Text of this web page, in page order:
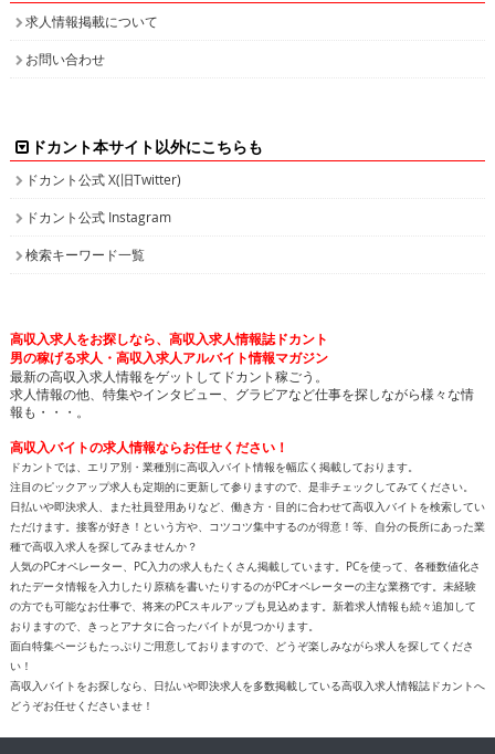
求人情報掲載について
お問い合わせ
ドカント本サイト以外にこちらも
ドカント公式 X(旧Twitter)
ドカント公式 Instagram
検索キーワード一覧
高収入求人をお探しなら、高収入求人情報誌ドカント
男の稼げる求人・高収入求人アルバイト情報マガジン
最新の高収入求人情報をゲットしてドカント稼ごう。
求人情報の他、特集やインタビュー、グラビアなど仕事を探しながら様々な情
報も・・・。
高収入バイトの求人情報ならお任せください！
ドカントでは、エリア別・業種別に高収入バイト情報を幅広く掲載しております。
注目のピックアップ求人も定期的に更新して参りますので、是非チェックしてみてください。
日払いや即決求人、また社員登用ありなど、働き方・目的に合わせて高収入バイトを検索してい
ただけます。接客が好き！という方や、コツコツ集中するのが得意！等、自分の長所にあった業
種で高収入求人を探してみませんか？
人気のPCオペレーター、PC入力の求人もたくさん掲載しています。PCを使って、各種数値化さ
れたデータ情報を入力したり原稿を書いたりするのがPCオペレーターの主な業務です。未経験
の方でも可能なお仕事で、将来のPCスキルアップも見込めます。新着求人情報も続々追加して
おりますので、きっとアナタに合ったバイトが見つかります。
面白特集ページもたっぷりご用意しておりますので、どうぞ楽しみながら求人を探してくださ
い！
高収入バイトをお探しなら、日払いや即決求人を多数掲載している高収入求人情報誌ドカントへ
どうぞお任せくださいませ！